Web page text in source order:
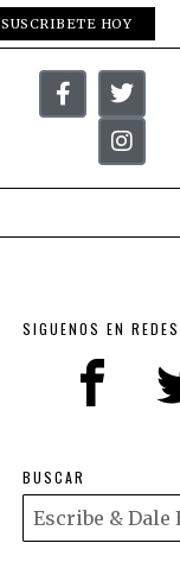
SUSCRIBETE HOY
SIGUENOS EN REDES
BUSCAR